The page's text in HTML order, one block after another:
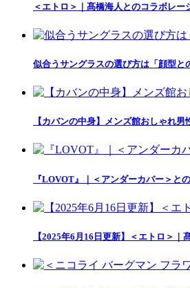
＜エトロ＞｜髙橋海人とのコラボレ
似合うサングラスの選び方は「顔型と
【カバンの中身】メンズ館おしゃれ
『LOVOT』｜＜アンダーカバー＞と
【2025年6月16日更新】＜エトロ＞